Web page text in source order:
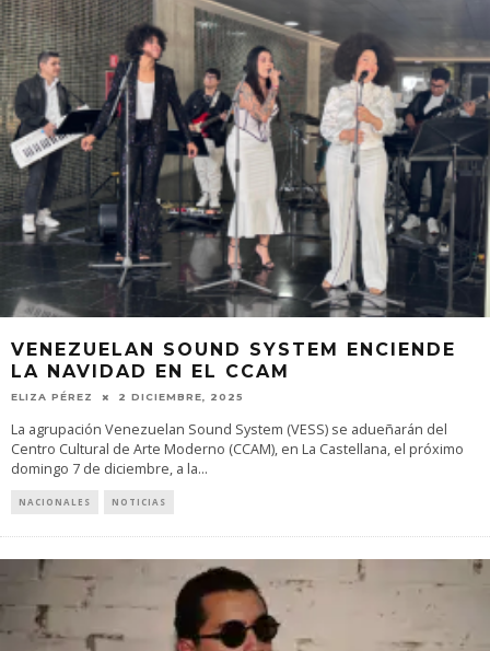
VENEZUELAN SOUND SYSTEM ENCIENDE
LA NAVIDAD EN EL CCAM
ELIZA PÉREZ 2 DICIEMBRE, 2025
La agrupación Venezuelan Sound System (VESS) se adueñarán del
Centro Cultural de Arte Moderno (CCAM), en La Castellana, el próximo
domingo 7 de diciembre, a la...
NACIONALES NOTICIAS